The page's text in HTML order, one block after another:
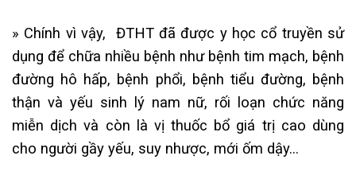
» Chính vì vậy, ĐTHT đã được y học cổ truyền sử
dụng để chữa nhiều bệnh như bệnh tim mạch, bệnh
đường hô hấp, bệnh phổi, bệnh tiểu đường, bệnh
thận và yếu sinh lý nam nữ, rối loạn chức năng
miễn dịch và còn là vị thuốc bổ giá trị cao dùng
cho người gầy yếu, suy nhược, mới ốm dậy…